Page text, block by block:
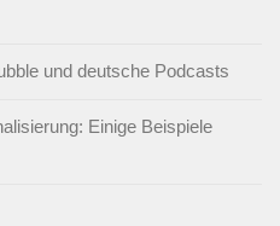
und deutsche Podcasts
Einige Beispiele